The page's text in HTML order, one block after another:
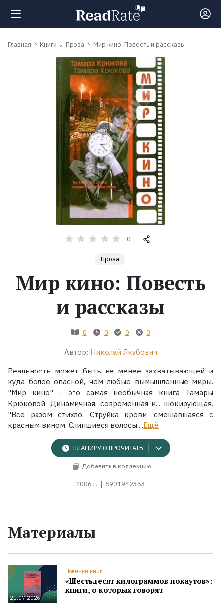
Поиск
обсуждаемые
Экранизации
Главная Книги Проза Мир кино: Повесть и рассказы
0
Проза
Мир кино: Повесть
и рассказы
0 0 0 0
Автор: Николай Якубович
Реальность может быть не менее захватывающей и
куда более опасной, чем любые вымышленные миры.
"Мир кино" - это самая необычная книга Тамары
Крюковой. Динамичная, современная и... шокирующая.
"Все разом стихло. Струйка крови, смешавшаяся с
красным вином. Слипшиеся волосы....Ещё
ПЛАНИРУЮ ПРОЧИТАТЬ
Добавить в коллекцию
2006 г. 5901942353
Материалы
21.07.2026
Новинки книг
«Шестьдесят килограммов нокаутов»:
книги, о которых говорят